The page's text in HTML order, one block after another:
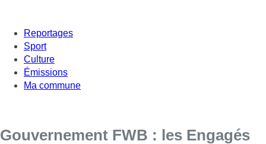
Reportages
Sport
Culture
Émissions
Ma commune
Gouvernement FWB : les Engagés